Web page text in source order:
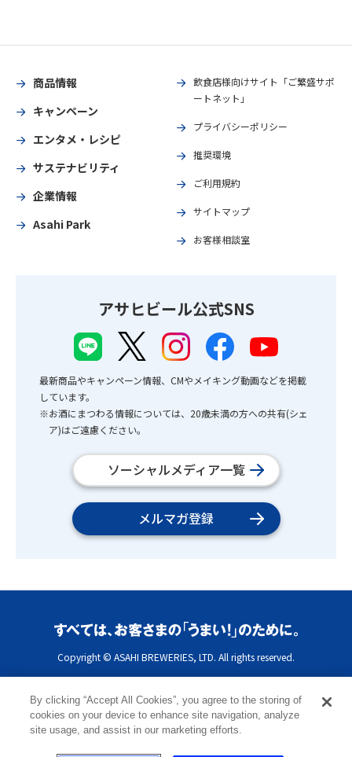
商品情報
キャンペーン
エンタメ・レシピ
サステナビリティ
企業情報
Asahi Park
飲食店様向けサイト「ご繁盛サポ
ートネット」
プライバシーポリシー
推奨環境
ご利用規約
サイトマップ
お客様相談室
アサヒビール公式SNS
最新商品やキャンペーン情報、CMやメイキング動画などを掲載
しています。
※お酒にまつわる情報については、20歳未満の方への共有(シェ
ア)はご遠慮ください。
ソーシャルメディア一覧
メルマガ登録
Copyright © ASAHI BREWERIES, LTD. All rights reserved.
By clicking “Accept All Cookies”, you agree to the storing of
cookies on your device to enhance site navigation, analyze
site usage, and assist in our marketing efforts.